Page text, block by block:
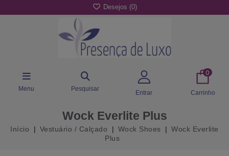
Desejos (0)
Menu Pesquisar
Entrar
0
Carrinho
Wock Everlite Plus
Início Vestuário / Calçado Wock Shoes
Wock Everlite
Plus